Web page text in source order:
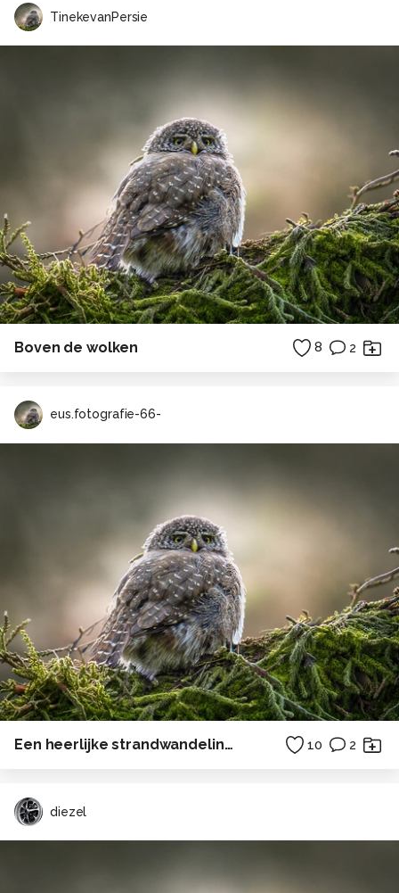
TinekevanPersie
Boven de wolken 8 2
eus.fotografie-66-
Een heerlijke strandwandeling naar het drenkelingenhuisje op Terschelling . . . 10 2
diezel